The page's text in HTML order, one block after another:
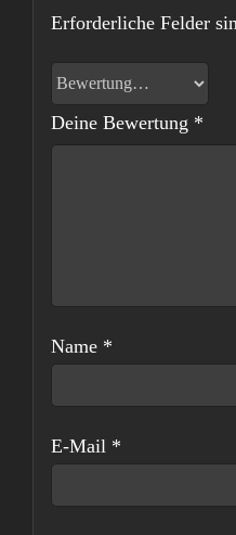
Erforderliche Felder
Deine Bewertung *
Name *
E-Mail *